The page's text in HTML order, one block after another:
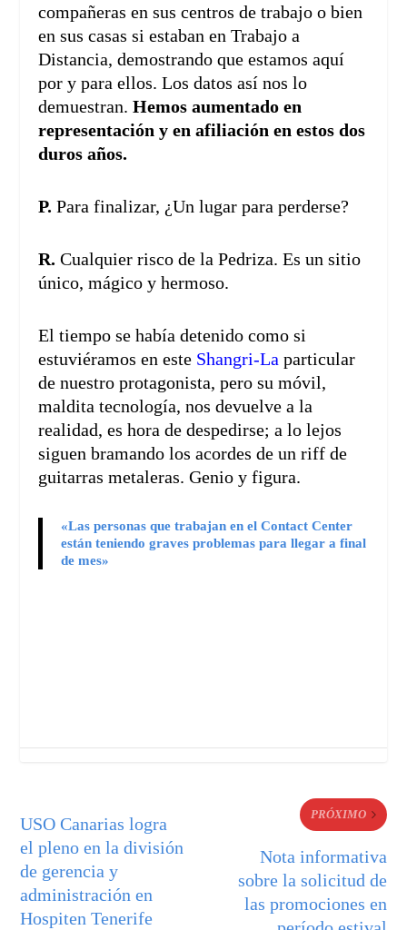
compañeras en sus centros de trabajo o bien
en sus casas si estaban en Trabajo a
Distancia, demostrando que estamos aquí
por y para ellos. Los datos así nos lo
demuestran.Hemos aumentado en
representación y en afiliación en estos dos
duros años.
P. Para finalizar, ¿Un lugar para perderse?
R.Cualquier risco de la Pedriza. Es un sitio
único, mágico y hermoso.
El tiempo se había detenido como si
estuviéramos en este Shangri-La particular
de nuestro protagonista, pero su móvil,
maldita tecnología, nos devuelve a la
realidad, es hora de despedirse; a lo lejos
siguen bramando los acordes de un riff de
guitarras metaleras. Genio y figura.
«Las personas que trabajan en el Contact Center
están teniendo graves problemas para llegar a final
de mes»
USO Canarias logra
el pleno en la división
de gerencia y
administración en
Hospiten Tenerife
PRÓXIMO
Nota informativa
sobre la solicitud de
las promociones en